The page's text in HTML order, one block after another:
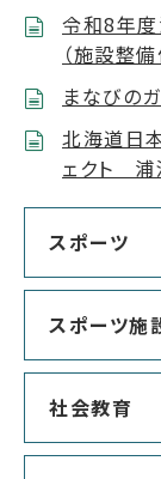
令和8年
（施設整
まなびの
北海道日
ェクト 浦
スポーツ
スポーツ施
社会教育